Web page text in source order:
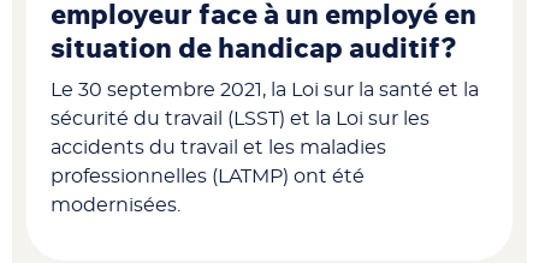
employeur face à un employé en
situation de handicap auditif?
Le 30 septembre 2021, la Loi sur la santé et la
sécurité du travail (LSST) et la Loi sur les
accidents du travail et les maladies
professionnelles (LATMP) ont été
modernisées.